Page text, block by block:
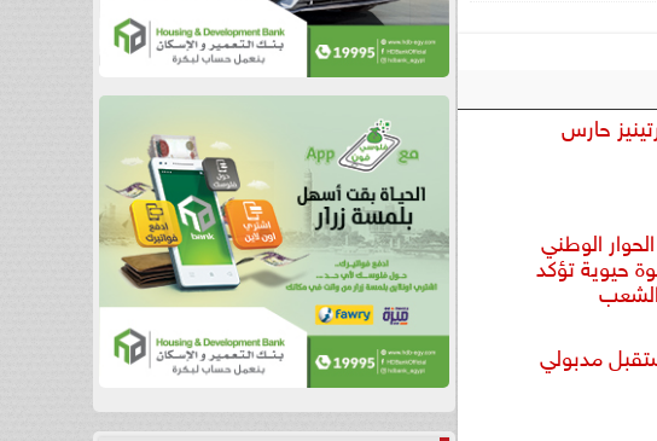
حارس
الوطني
حيوية تؤكد
الشعب
مدبولي